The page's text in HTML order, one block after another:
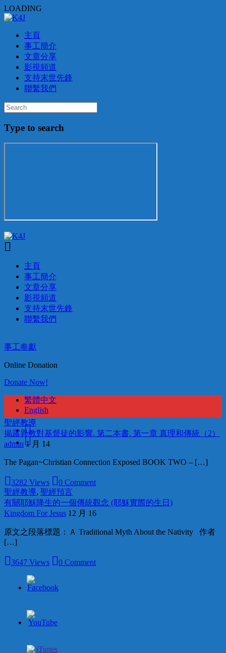
LOADING
主頁
事工簡介
文章分享
影視頻道
支持末世先鋒
聯繫我們
Type to search
主頁
事工簡介
文章分享
影視頻道
支持末世先鋒
聯繫我們
事工奉獻
Online Donation
Donate Now!
繁體中文
English
聖經教導
揭露異教對基督徒的影響. 第二本書. 第一章 真理和傳統（2）
admin 1 月 14
The Pagan~Christian Connection Exposed BOOK TWO – […]
3282 Views
0 Comment
聖經教導, 聖經預言
有關耶穌降生的一個傳統觀念 (耶穌實際的生日)
Kingdom For Jesus 12 月 16
原文之段落標題：Ａ Traditional Myth About the Nativity 作者
[…]
3647 Views 0 Comment